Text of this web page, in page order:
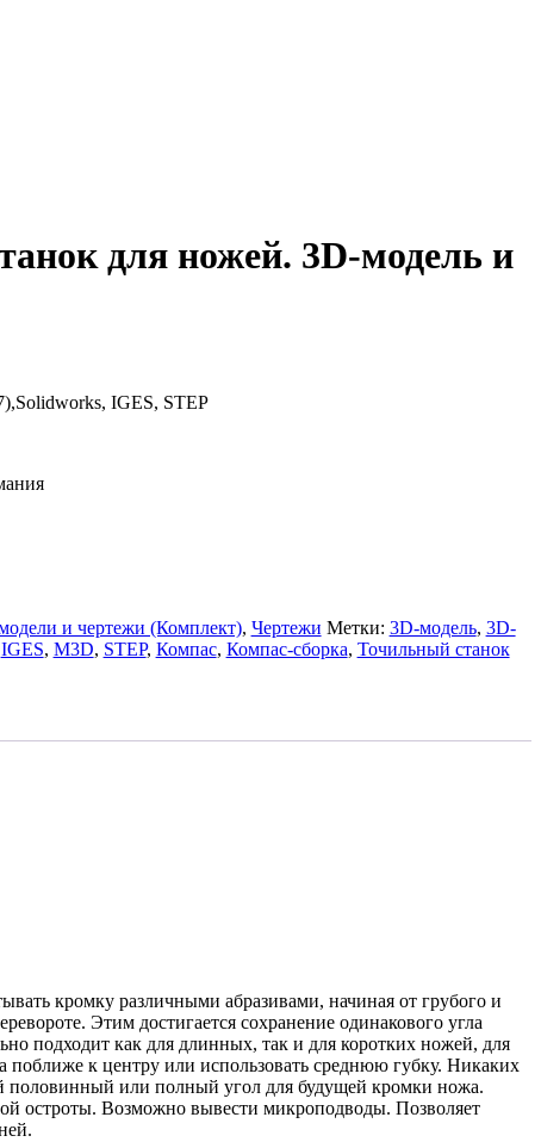
для ножей. 3D-модель и
IGES, STEP
и чертежи (Комплект), Чертежи Метки: 3D-модель, 3D-
IGES, M3D, STEP, Компас, Компас-сборка, Точильный станок
кромку различными абразивами, начиная от грубого и
Этим достигается сохранение одинакового угла
подходит как для длинных, так и для коротких ножей, для
к центру или использовать среднюю губку. Никаких
половинный или полный угол для будущей кромки ножа.
остроты. Возможно вывести микроподводы. Позволяет